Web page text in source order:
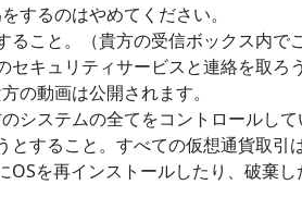
するのはやめてください。
ること。（貴方の受信ボックス内で
セキュリティサービスと連絡を取ろ
の動画は公開されます。
のシステムの全てをコントロールし
とすること。すべての仮想通貨取引
OSを再インストールしたり、破棄